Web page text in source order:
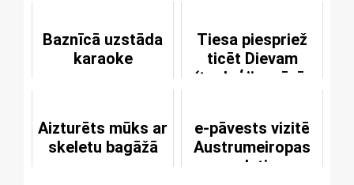
Baznīcā uzstāda
karaoke
Tiesa piespriež
ticēt Dievam
(teoloģiju mācīs
Aizturēts mūks ar
skeletu bagāžā
e-pāvests vizitē
Austrumeiropas
valstis